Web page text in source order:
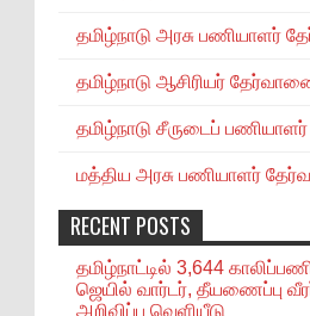
தமிழ்நாடு அரசு பணியாளர்
தமிழ்நாடு ஆசிரியர்
தமிழ்நாடு சீருடைப் பணியாளர்
மத்திய அரசு பணியாளர்
RECENT POSTS
தமிழ்நாட்டில் 3,644
ஜெயில் வார்டர், தீயணைப்பு
அறிவிப்பு வெளியீடு